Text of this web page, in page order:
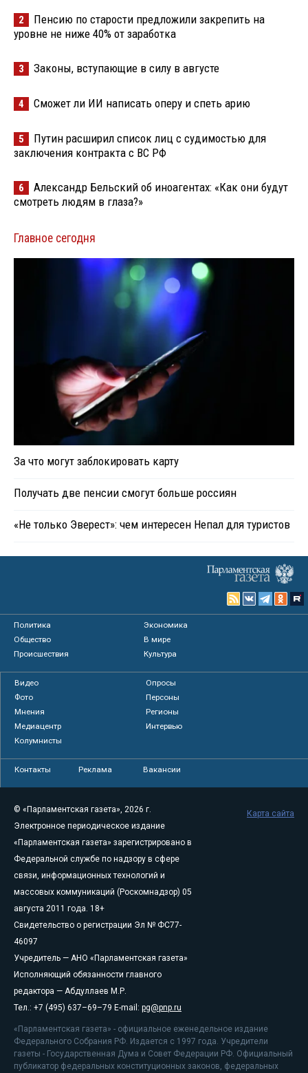
2
Пенсию по старости предложили закрепить на
уровне не ниже 40% от заработка
3 Законы, вступающие в силу в августе
4 Сможет ли ИИ написать оперу и спеть арию
5
Путин расширил список лиц с судимостью для
заключения контракта с ВС РФ
6
Александр Бельский об иноагентах: «Как они будут
смотреть людям в глаза?»
Главное сегодня
За что могут заблокировать карту
Получать две пенсии смогут больше россиян
«Не только Эверест»: чем интересен Непал для туристов
Политика
Экономика
Общество
В мире
Происшествия
Культура
Видео
Опросы
Фото
Персоны
Мнения
Регионы
Медиацентр
Интервью
Колумнисты
Контакты Реклама Вакансии
© «Парламентская газета», 2026 г.
Электронное периодическое издание
«Парламентская газета» зарегистрировано в
Федеральной службе по надзору в сфере
связи, информационных технологий и
массовых коммуникаций (Роскомнадзор) 05
августа 2011 года. 18+
Свидетельство о регистрации Эл № ФС77-
46097
Учредитель — АНО «Парламентская газета»
Исполняющий обязанности главного
редактора — Абдуллаев М.Р.
Тел.: +7 (495) 637–69–79 E-mail: pg@pnp.ru
«Парламентская газета» - официальное еженедельное издание
Федерального Собрания РФ. Издается с 1997 года. Учредители
газеты - Государственная Дума и Совет Федерации РФ. Официальный
публикатор федеральных конституционных законов, федеральных
Карта сайта